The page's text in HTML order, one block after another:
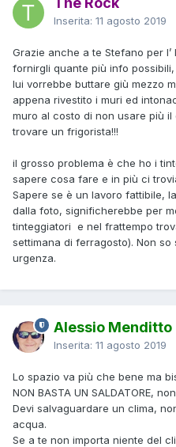
Inserita: 11 agosto 2019
Grazie anche a te Stefano per
fornirgli quante più info
lui vorrebbe buttare giù mezzo
appena rivestito i muri ed
muro al costo di non usare più
trovare un frigorista!!!
il grosso problema è che ho i
sapere cosa fare e in più ci
Sapere se è un lavoro fattibile,
dalla foto, significherebbe per
tinteggiatori e nel frattempo
settimana di ferragosto). Non
urgenza.
Alessio Menditto
Inserita: 11 agosto 2019
Lo spazio va più che bene ma
NON BASTA UN SALDATORE,
Devi salvaguardare un clima,
acqua.
Se a te non importa niente del